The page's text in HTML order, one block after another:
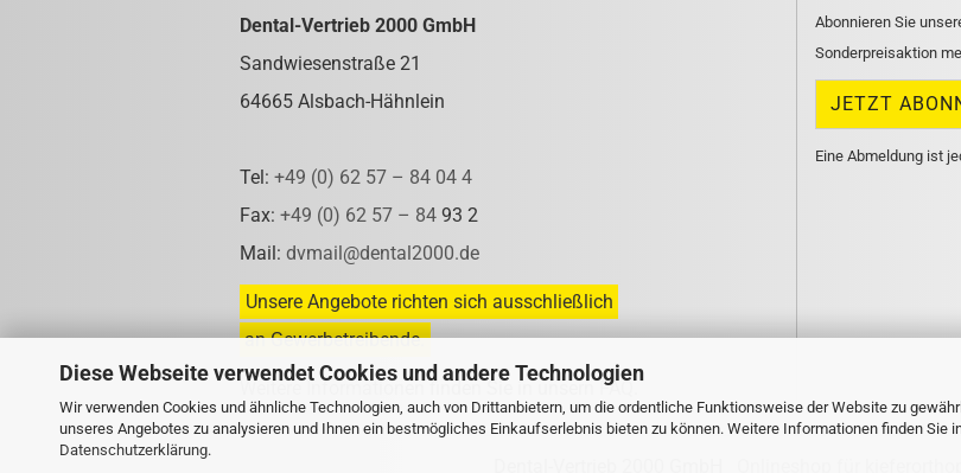
Diese Webseite verwendet Cookies und andere Technologien
Wir verwenden Cookies und ähnliche Technologien, auch von Drittanbietern, um die ordentliche Funktionsweise der Website zu
unseres Angebotes zu analysieren und Ihnen ein bestmögliches Einkaufserlebnis bieten zu können. Weitere Informationen finden Sie
Datenschutzerklärung.
Dental-Vertrieb 2000 GmbH
Sandwiesenstraße 21
64665 Alsbach-Hähnlein
Tel: +49 (0) 62 57 – 84 04 4
Fax: +49 (0) 62 57 – 84 93 2
Mail: dvmail@dental2000.de
Unsere Angebote richten sich ausschließlich
an Gewerbetreibende.
Weitere Informationen finden Sie in unsernFAQ.
Abonnieren Sie
Sonderpreisaktion
Eine Abmeldung ist